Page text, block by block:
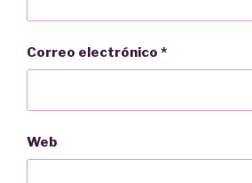
Correo electrónico *
Web